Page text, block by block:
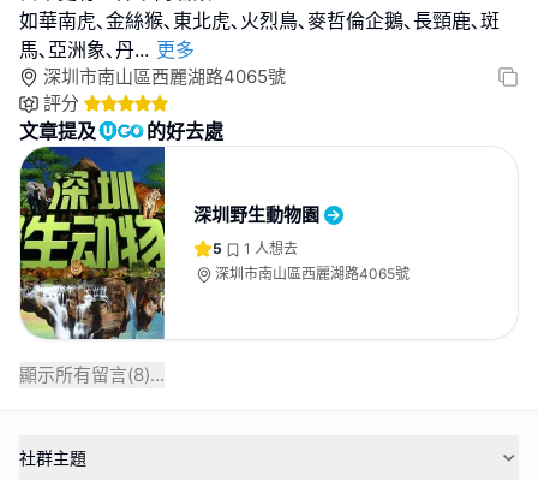
如華南虎､金絲猴､東北虎､火烈鳥､麥哲倫企鵝､長頸鹿､斑
馬､亞洲象､丹... 更多
深圳市南山區西麗湖路4065號
評分
文章提及 的好去處
深圳野生動物園
5 1 人想去
深圳市南山區西麗湖路4065號
顯示所有留言(8)...
社群主題